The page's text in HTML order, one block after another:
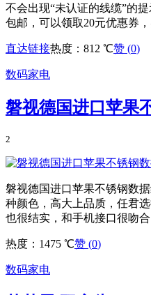
不会出现“未认证的线缆”的
包邮，可以领取20元优惠券
直达链接热度：812 ℃赞 (0)
数码家电
磐视德国进口苹果
2
磐视德国进口苹果不锈钢数
种颜色，高大上品质，任君
也很结实，和手机接口很吻
热度：1475 ℃赞 (0)
数码家电